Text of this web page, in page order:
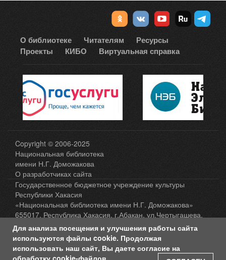
О библиотеке Читателям
Ресурсы
Проекты
КИБО Виртуальная справка
Copyright © 2006-2025
Национальная библиотека
имени Н.Г. Доможакова
О разработчиках сайта
Государственное бюджетное учреждение культуры
Республики Хакасия
«Национальная библиотека имени Н.Г. Доможакова»
655017, Республика Хакасия, г.Абакан, ул.Чертыгашева,
65, а/я 13 , тел.: 8(3902) 202-398
Карта сайта
Политика защиты и обработки персональных
Для анализа посещения и улучшения работы сайта
используются файлы cookie. Продолжая
использовать наш сайт, Вы даете согласие на
обработку cookie-файлов.